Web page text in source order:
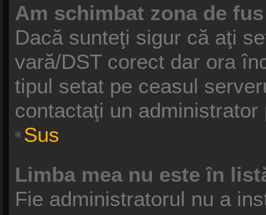
Am schimbat zona de
Dacă sunteţi sigur că aţi
vară/DST corect dar ora
tipul setat pe ceasul
contactaţi un
Sus
Limba mea nu este în
Fie administratorul nu a